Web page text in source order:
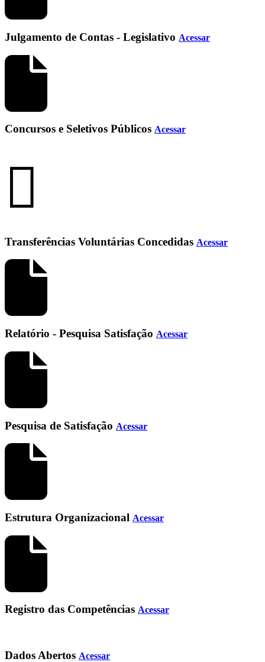
Julgamento de Contas - Legislativo Acessar
Concursos e Seletivos Públicos Acessar
Transferências Voluntárias Concedidas Acessar
Relatório - Pesquisa Satisfação Acessar
Pesquisa de Satisfação Acessar
Estrutura Organizacional Acessar
Registro das Competências Acessar
Dados Abertos Acessar